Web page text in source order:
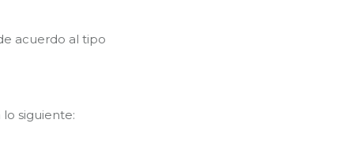
acuerdo al tipo
siguiente: